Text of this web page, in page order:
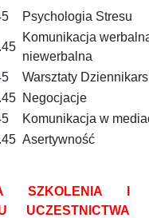
Psychologia Stresu
Komunikacja
niewerbalna
Warsztaty
Negocjacje
Komunikacja w
Asertywność
SZKOLENIA I
UCZESTNICTWA